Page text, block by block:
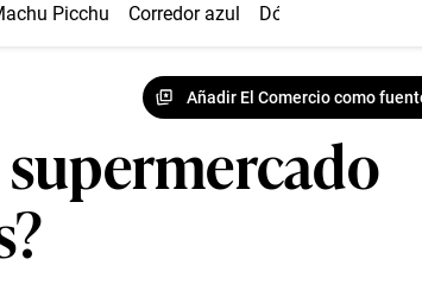
Picchu Corredor azul Dólar
Añadir El Comercio como